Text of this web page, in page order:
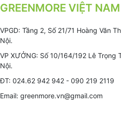
GREENMORE VIỆT NAM
VPGD: Tầng 2, Số 21/71 Hoàng Văn
Nội.
VP XƯỞNG: Số 10/164/192 Lê Trọng
Nội.
ĐT: 024.62 942 942 - 090 219 2119
Email: greenmore.vn@gmail.com